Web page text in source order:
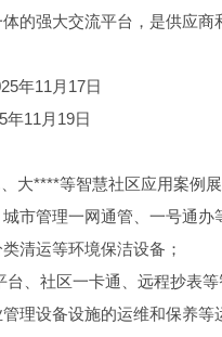
的强大交流平台，是供应商
年11月17日
年11月19日
大****等智慧社区应用案例
市管理一网通管、一号通办
清运等环境保洁设备；
、社区一卡通、远程抄表
理设备设施的运维和保养等